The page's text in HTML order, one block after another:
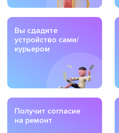
Вы сдадите
устройство сами/
курьером
Получит согласие
на ремонт